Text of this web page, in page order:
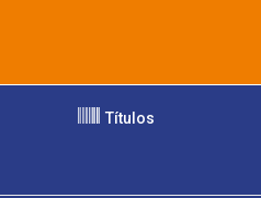
Títulos